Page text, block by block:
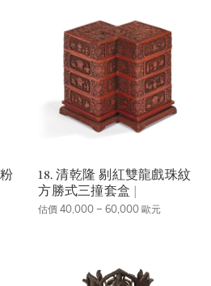
18. 清乾隆 剔紅雙龍戲珠紋
方勝式三撞套盒 |
估價 40,000 – 60,000 歐元